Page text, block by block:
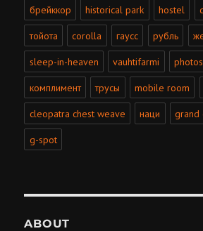
брейккор historical park hostel
тойота corolla гаусс рубль
sleep-in-heaven vauhtifarmi
комплимент трусы mobile room
cleopatra chest weave наци grand
g-spot
ABOUT